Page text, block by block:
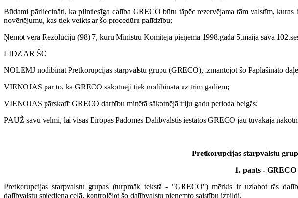
Būdami pārliecināti, ka pilntiesīga dalība GRECO būtu tāpēc rezervējama tām valstīm, kuras
novērtējumu, kas tiek veikts ar šo procedūru palīdzību;
Ņemot vērā Rezolūciju (98) 7, kuru Ministru Komiteja pieņēma 1998.gada 5.maijā savā
LĪDZ AR ŠO
NOLEMJ nodibināt Pretkorupcijas starpvalstu grupu (GRECO), izmantojot šo Paplašināto
VIENOJAS par to, ka GRECO sākotnēji tiek nodibināta uz trim gadiem;
VIENOJAS pārskatīt GRECO darbību minētā sākotnējā triju gadu perioda beigās;
PAUŽ savu vēlmi, lai visas Eiropas Padomes Dalībvalstis iestātos GRECO jau tuvākajā
Pretkorupcijas starpvalstu
1. pants - GRECO
Pretkorupcijas starpvalstu grupas (turpmāk tekstā - "GRECO") mērķis ir uzlabot tās
dalībvalstu spiediena ceļā, kontrolējot šo dalībvalstu pieņemto saistību izpildi.